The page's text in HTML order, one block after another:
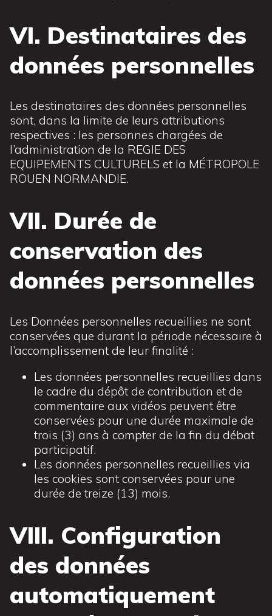
VI. Destinataires des
données personnelles
Les destinataires des données personnelles
sont, dans la limite de leurs attributions
respectives : les personnes chargées de
l’administration de la REGIE DES
EQUIPEMENTS CULTURELS et la MÉTROPOLE
ROUEN NORMANDIE.
VII. Durée de
conservation des
données personnelles
Les Données personnelles recueillies ne sont
conservées que durant la période nécessaire à
l’accomplissement de leur finalité :
Les données personnelles recueillies dans
le cadre du dépôt de contribution et de
commentaire aux vidéos peuvent être
conservées pour une durée maximale de
trois (3) ans à compter de la fin du débat
participatif.
Les données personnelles recueillies via
les cookies sont conservées pour une
durée de treize (13) mois.
VIII. Configuration
des données
automatiquement